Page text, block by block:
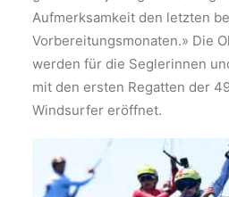
Aufmerksamkeit den letzten
Vorbereitungsmonaten.» Die
werden für die Seglerinnen
mit den ersten Regatten der
Windsurfer eröffnet.